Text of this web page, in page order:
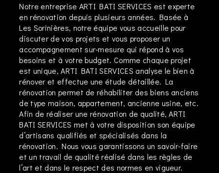
Notre entreprise ARTI BATI SERVICES est experte
en rénovation depuis plusieurs années. Basée à
Les Sorinières, notre équipe vous accueille pour
discuter de vos projets et vous proposer un
accompagnement sur-mesure qui répond à vos
besoins et à votre budget. Comme chaque projet
est unique, ARTI BATI SERVICES analyse le bien à
rénover et effectue une étude détaillée. La
rénovation permet de réhabiliter des biens anciens
de type maison, appartement, ancienne usine, etc.
Afin de réaliser une rénovation de qualité, ARTI
BATI SERVICES met à votre disposition son équipe
d’artisans qualifiés et spécialisés dans la
rénovation. Nous vous garantissons un savoir-faire
et un travail de qualité réalisé dans les règles de
l’art et dans le respect des normes en vigueur.